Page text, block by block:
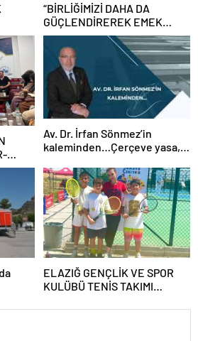
“BİRLİĞİMİZİ DAHA DA
GÜÇLENDİREREK EMEK
MÜCADELEMİZİ
SÜRDÜRECEĞİZ”
Av. Dr. İrfan Sönmez’in
kaleminden…Çerçeve yasa,
ELAZIĞ GENÇLİK VE SPOR
KULÜBÜ TENİS TAKIMI
TAMAMLAYARAK YARI FİNALE